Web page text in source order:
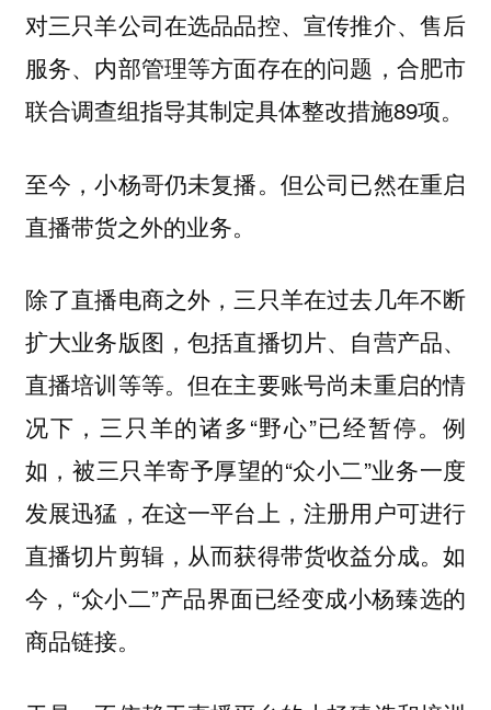
对三只羊公司在选品品控、宣传推介、售后
服务、内部管理等方面存在的问题，合肥市
联合调查组指导其制定具体整改措施89项。
至今，小杨哥仍未复播。但公司已然在重启
直播带货之外的业务。
除了直播电商之外，三只羊在过去几年不断
扩大业务版图，包括直播切片、自营产品、
直播培训等等。但在主要账号尚未重启的情
况下，三只羊的诸多“野心”已经暂停。例
如，被三只羊寄予厚望的“众小二”业务一度
发展迅猛，在这一平台上，注册用户可进行
直播切片剪辑，从而获得带货收益分成。如
今，“众小二”产品界面已经变成小杨臻选的
商品链接。